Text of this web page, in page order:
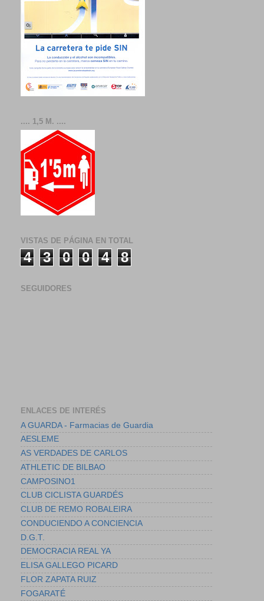
.... 1,5 M. ....
VISTAS DE PÁGINA EN TOTAL
4 3 0 0 4 8
SEGUIDORES
ENLACES DE INTERÉS
A GUARDA - Farmacias de Guardia
AESLEME
AS VERDADES DE CARLOS
ATHLETIC DE BILBAO
CAMPOSINO1
CLUB CICLISTA GUARDÉS
CLUB DE REMO ROBALEIRA
CONDUCIENDO A CONCIENCIA
D.G.T.
DEMOCRACIA REAL YA
ELISA GALLEGO PICARD
FLOR ZAPATA RUIZ
FOGARATÉ